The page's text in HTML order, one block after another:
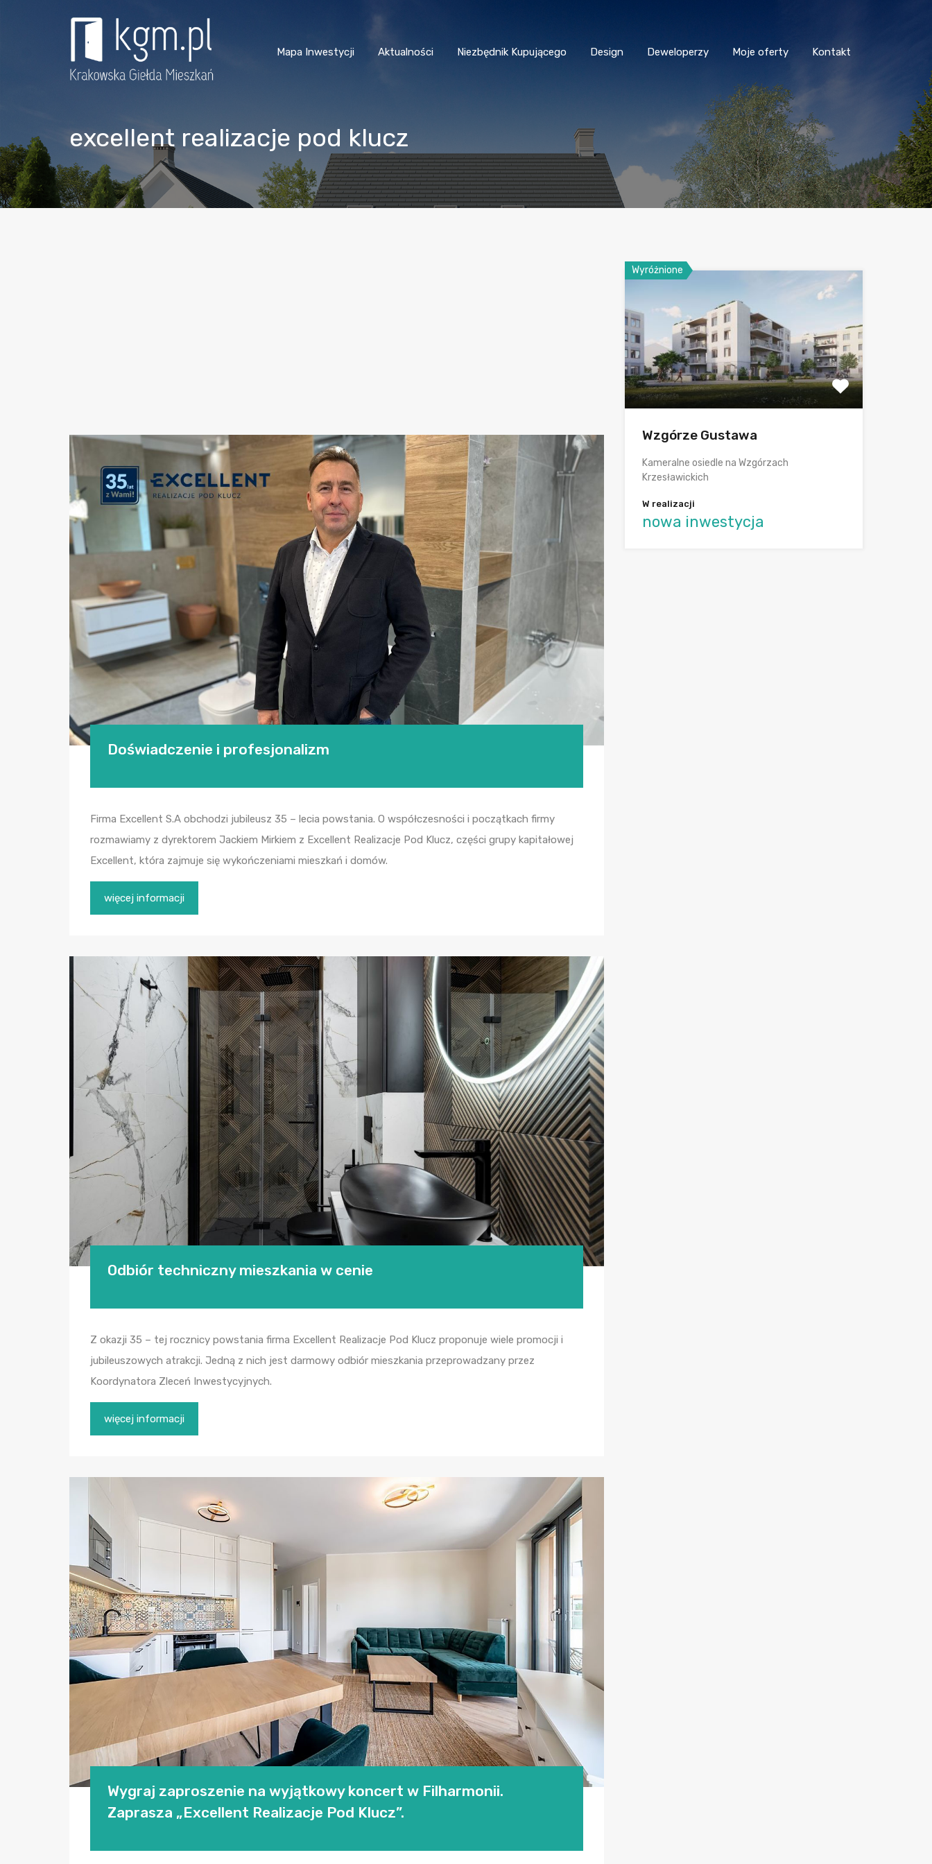
Mapa Inwestycji Aktualności Niezbędnik Kupującego Design Deweloperzy Moje oferty Kontakt
excellent realizacje pod klucz
Doświadczenie i profesjonalizm
Firma Excellent S.A obchodzi jubileusz 35 – lecia powstania. O współczesności i początkach firmy
rozmawiamy z dyrektorem Jackiem Mirkiem z Excellent Realizacje Pod Klucz, części grupy kapitałowej
Excellent, która zajmuje się wykończeniami mieszkań i domów.
więcej informacji
Odbiór techniczny mieszkania w cenie
Z okazji 35 – tej rocznicy powstania firma Excellent Realizacje Pod Klucz proponuje wiele promocji i
jubileuszowych atrakcji. Jedną z nich jest darmowy odbiór mieszkania przeprowadzany przez
Koordynatora Zleceń Inwestycyjnych.
więcej informacji
Wygraj zaproszenie na wyjątkowy koncert w Filharmonii.
Zaprasza „Excellent Realizacje Pod Klucz”.
Wyróżnione
Wzgórze Gustawa
Kameralne osiedle na Wzgórzach
Krzesławickich
W realizacji
nowa inwestycja